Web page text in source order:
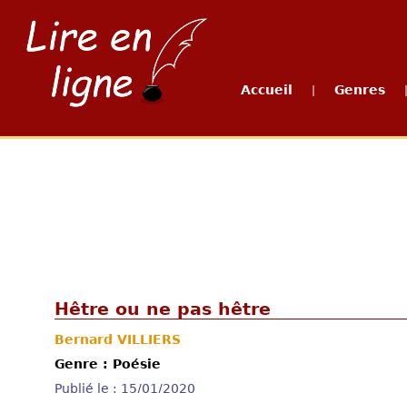
Accueil Genres
Hêtre ou ne pas hêtre
Bernard VILLIERS
Genre : Poésie
Publié le : 15/01/2020